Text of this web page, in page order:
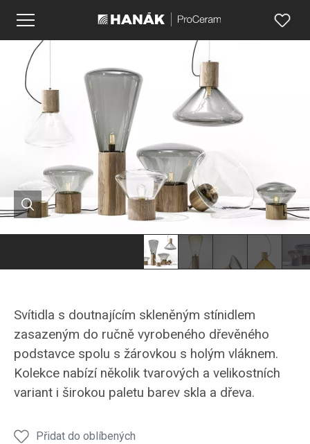
Svítidla s doutnajícím skleněným stínidlem
zasazeným do ručně vyrobeného dřevěného
podstavce spolu s žárovkou s holým vláknem.
Kolekce nabízí několik tvarových a velikostních
variant i širokou paletu barev skla a dřeva.
Přidat do oblíbených